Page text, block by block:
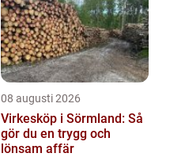
08 augusti 2026
Virkesköp i Sörmland: Så
gör du en trygg och
lönsam affär